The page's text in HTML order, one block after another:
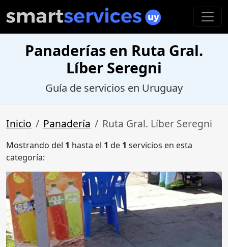
Panaderías en Ruta Gral.
Líber Seregni
Guía de servicios en Uruguay
Inicio Panadería Ruta Gral. Líber Seregni
Mostrando del 1 hasta el 1 de 1 servicios en esta
categoría: